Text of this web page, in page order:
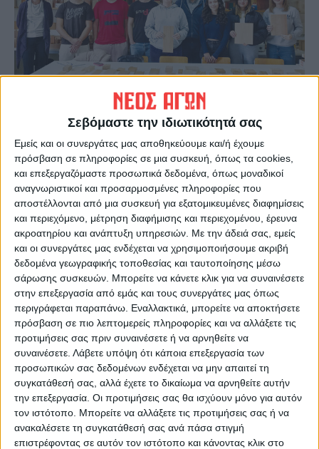
Σεβόμαστε την ιδιωτικότητά σας
Εμείς και οι συνεργάτες μας αποθηκεύουμε και/ή έχουμε
πρόσβαση σε πληροφορίες σε μια συσκευή, όπως τα cookies,
και επεξεργαζόμαστε προσωπικά δεδομένα, όπως μοναδικοί
αναγνωριστικοί και προσαρμοσμένες πληροφορίες που
αποστέλλονται από μια συσκευή για εξατομικευμένες διαφημίσεις
και περιεχόμενο, μέτρηση διαφήμισης και περιεχομένου, έρευνα
ακροατηρίου και ανάπτυξη υπηρεσιών. Με την άδειά σας, εμείς
και οι συνεργάτες μας ενδέχεται να χρησιμοποιήσουμε ακριβή
δεδομένα γεωγραφικής τοποθεσίας και ταυτοποίησης μέσω
σάρωσης συσκευών. Μπορείτε να κάνετε κλικ για να συναινέσετε
στην επεξεργασία από εμάς και τους συνεργάτες μας όπως
περιγράφεται παραπάνω. Εναλλακτικά, μπορείτε να αποκτήσετε
πρόσβαση σε πιο λεπτομερείς πληροφορίες και να αλλάξετε τις
προτιμήσεις σας πριν συναινέσετε ή να αρνηθείτε να
συναινέσετε. Λάβετε υπόψη ότι κάποια επεξεργασία των
προσωπικών σας δεδομένων ενδέχεται να μην απαιτεί τη
συγκατάθεσή σας, αλλά έχετε το δικαίωμα να αρνηθείτε αυτήν
την επεξεργασία. Οι προτιμήσεις σας θα ισχύουν μόνο για αυτόν
τον ιστότοπο. Μπορείτε να αλλάξετε τις προτιμήσεις σας ή να
ανακαλέσετε τη συγκατάθεσή σας ανά πάσα στιγμή
επιστρέφοντας σε αυτόν τον ιστότοπο και κάνοντας κλικ στο
Στο Εργαστήριο Επιστήμης και Τεχνολογίας Ξύλου σχεδόν όλη η
«ομάδα» με τον
καθηγητή Γιώργο Μαντάνη, σε άσκηση ξυλογνωσίας με μακροσκοπική
παρατήρηση
Επίσης προφανώς έχει τεχνική σημασία και
σπουδαιότητα για μηχανικούς (πολιτικούς –
αρχιτέκτονες), τεχνολόγους ή/και
σχεδιαστές που χρησιμοποιούν το ξύλο ως
δομικό, κατασκευαστικό ή/και
διακοσμητικό υλικό.
Στο μάθημα αυτό διδάσκεται αρχικά η δομή
του ξύλου, τα ανατομικά στοιχεία του, και
στη συνέχεια υπάρχει εξάσκηση των
φοιτητών με μακροσκοπική παρατήρηση
και σειρά εργαστηριακών ασκήσεων. Στη
συνέχεια, σε προχωρημένο επίπεδο, δίνεται